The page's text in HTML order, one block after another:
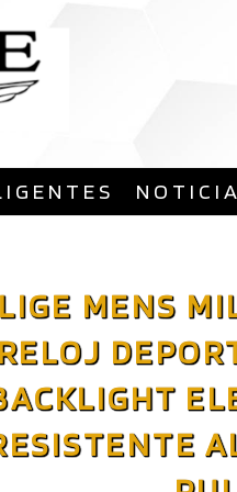
LIGE MENS
RELOJ